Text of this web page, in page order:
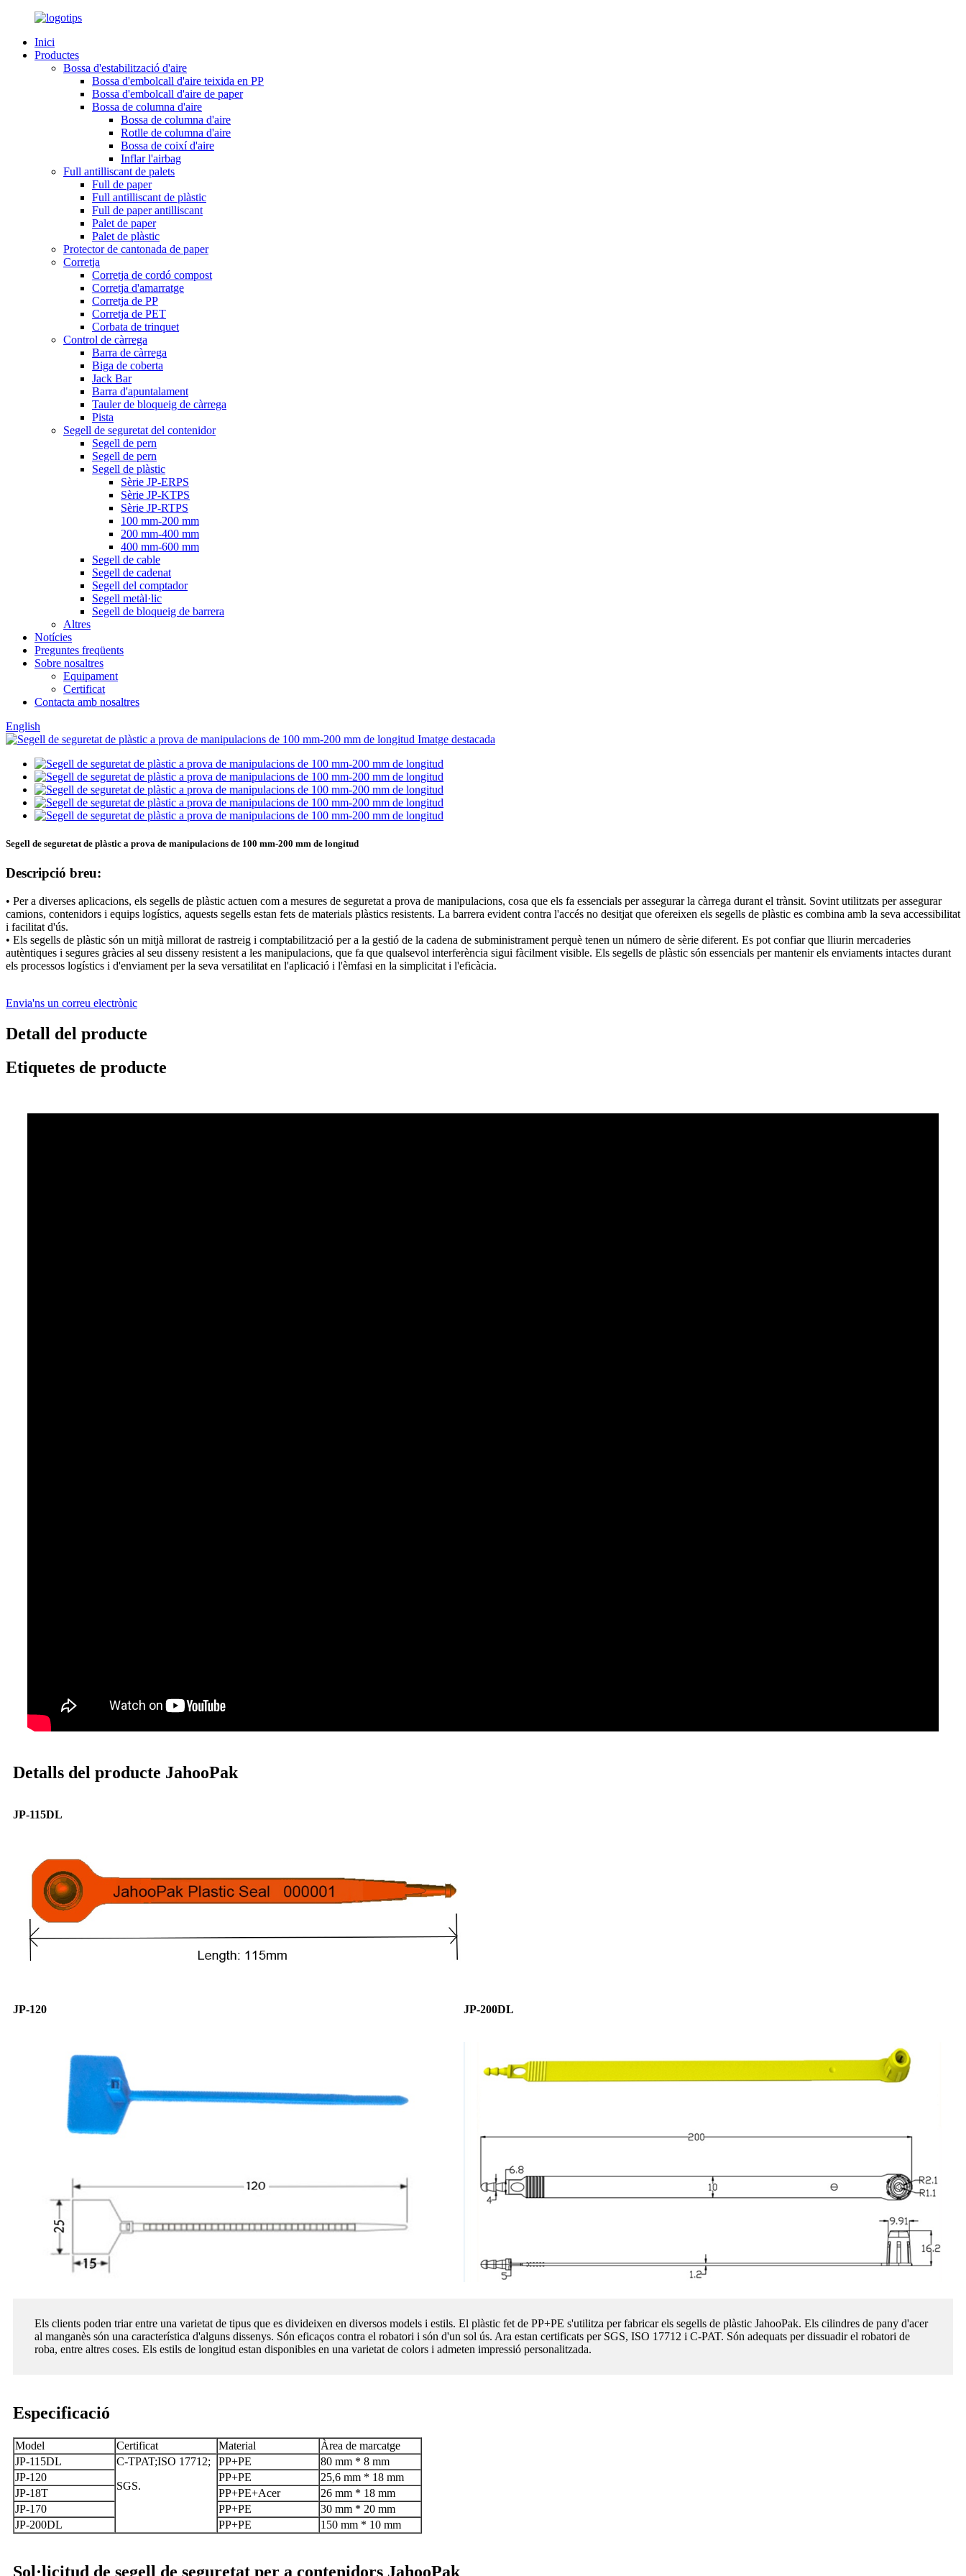
Inici
Productes
Bossa d'estabilització d'aire
Bossa d'embolcall d'aire teixida en PP
Bossa d'embolcall d'aire de paper
Bossa de columna d'aire
Bossa de columna d'aire
Rotlle de columna d'aire
Bossa de coixí d'aire
Inflar l'airbag
Full antilliscant de palets
Full de paper
Full antilliscant de plàstic
Full de paper antilliscant
Palet de paper
Palet de plàstic
Protector de cantonada de paper
Corretja
Corretja de cordó compost
Corretja d'amarratge
Corretja de PP
Corretja de PET
Corbata de trinquet
Control de càrrega
Barra de càrrega
Biga de coberta
Jack Bar
Barra d'apuntalament
Tauler de bloqueig de càrrega
Pista
Segell de seguretat del contenidor
Segell de pern
Segell de pern
Segell de plàstic
Sèrie JP-ERPS
Sèrie JP-KTPS
Sèrie JP-RTPS
100 mm-200 mm
200 mm-400 mm
400 mm-600 mm
Segell de cable
Segell de cadenat
Segell del comptador
Segell metàl·lic
Segell de bloqueig de barrera
Altres
Notícies
Preguntes freqüents
Sobre nosaltres
Equipament
Certificat
Contacta amb nosaltres
English
Segell de seguretat de plàstic a prova de manipulacions de 100 mm-200 mm de longitud
Descripció breu:
• Per a diverses aplicacions, els segells de plàstic actuen com a mesures de seguretat a prova de manipulacions, cosa que els fa essencials per assegurar la càrrega durant el trànsit. Sovint utilitzats per assegurar
camions, contenidors i equips logístics, aquests segells estan fets de materials plàstics resistents. La barrera evident contra l'accés no desitjat que ofereixen els segells de plàstic es combina amb la seva accessibilitat
i facilitat d'ús.
• Els segells de plàstic són un mitjà millorat de rastreig i comptabilització per a la gestió de la cadena de subministrament perquè tenen un número de sèrie diferent. Es pot confiar que lliurin mercaderies
autèntiques i segures gràcies al seu disseny resistent a les manipulacions, que fa que qualsevol interferència sigui fàcilment visible. Els segells de plàstic són essencials per mantenir els enviaments intactes durant
els processos logístics i d'enviament per la seva versatilitat en l'aplicació i l'èmfasi en la simplicitat i l'eficàcia.
Envia'ns un correu electrònic
Detall del producte
Etiquetes de producte
Detalls del producte JahooPak
JP-115DL
JP-120 JP-200DL
Els clients poden triar entre una varietat de tipus que es divideixen en diversos models i estils. El plàstic fet de PP+PE s'utilitza per fabricar els segells de plàstic JahooPak. Els cilindres de pany d'acer
al manganès són una característica d'alguns dissenys. Són eficaços contra el robatori i són d'un sol ús. Ara estan certificats per SGS, ISO 17712 i C-PAT. Són adequats per dissuadir el robatori de
roba, entre altres coses. Els estils de longitud estan disponibles en una varietat de colors i admeten impressió personalitzada.
Especificació
Model Certificat Material
Àrea de marcatge
JP-115DL
C-TPAT;ISO 17712;
SGS.
PP+PE
80 mm * 8 mm
JP-120
PP+PE
25,6 mm * 18 mm
JP-18T
PP+PE+Acer
26 mm * 18 mm
JP-170
PP+PE
30 mm * 20 mm
JP-200DL
PP+PE 150 mm * 10 mm
Sol·licitud de segell de seguretat per a contenidors JahooPak